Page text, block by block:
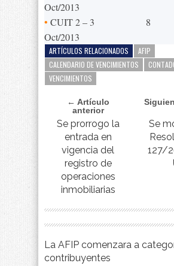
Oct/2013
• CUIT 2 – 3
Oct/2013
8
ARTÍCULOS RELACIONADOS
AFIP
CALENDARIO DE VENCIMIENTOS
VENCIMIENTOS
← Artículo
anterior
Se prorrogo la
entrada en
vigencia del
registro de
operaciones
inmobiliarias
Se
127/
La AFIP comenzara a
contribuyentes